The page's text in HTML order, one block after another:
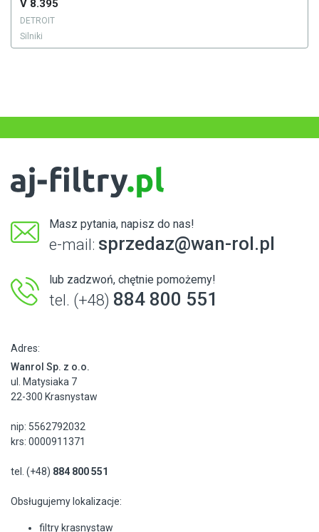
V 8.395
DETROIT
Silniki
Masz pytania, napisz do nas!
e-mail: sprzedaz@wan-rol.pl
lub zadzwoń, chętnie pomożemy!
tel. (+48) 884 800 551
Adres:
Wanrol Sp. z o.o.
ul. Matysiaka 7
22-300 Krasnystaw
nip: 5562792032
krs: 0000911371
tel. (+48) 884 800 551
Obsługujemy lokalizacje:
filtry krasnystaw